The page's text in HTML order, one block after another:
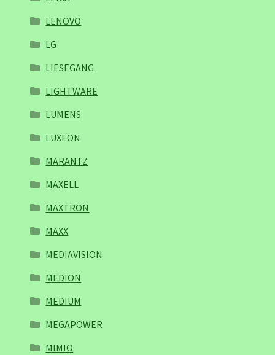
LENOVO
LG
LIESEGANG
LIGHTWARE
LUMENS
LUXEON
MARANTZ
MAXELL
MAXTRON
MAXX
MEDIAVISION
MEDION
MEDIUM
MEGAPOWER
MIMIO